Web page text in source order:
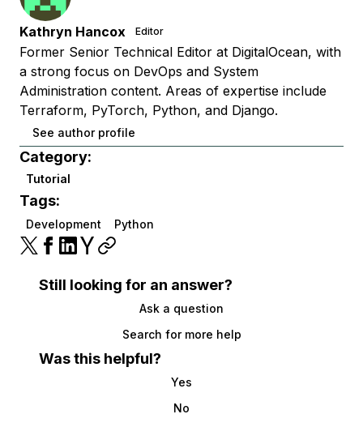
Kathryn Hancox Editor
Former Senior Technical Editor at DigitalOcean, with
a strong focus on DevOps and System
Administration content. Areas of expertise include
Terraform, PyTorch, Python, and Django.
See author profile
Category:
Tutorial
Tags:
Development Python
Still looking for an answer?
Ask a question
Search for more help
Was this helpful?
Yes
No